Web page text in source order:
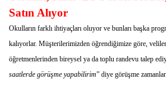
Satın Alıyor
Okulların farklı ihtiyaçları oluyor ve bunları başka
kalıyorlar. Müşterilerimizden öğrendiğimize göre,
öğretmenlerinden bireysel ya da toplu randevu talep
saatlerde görüşme yapabilirim” diye görüşme